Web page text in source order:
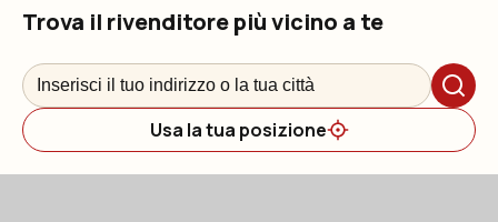
Trova il rivenditore più vicino a te
Usa la tua posizione